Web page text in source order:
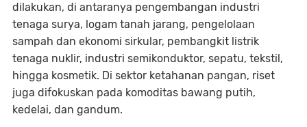
dilakukan, di antaranya pengembangan industri
tenaga surya, logam tanah jarang, pengelolaan
sampah dan ekonomi sirkular, pembangkit listrik
tenaga nuklir, industri semikonduktor, sepatu, tekstil,
hingga kosmetik. Di sektor ketahanan pangan, riset
juga difokuskan pada komoditas bawang putih,
kedelai, dan gandum.